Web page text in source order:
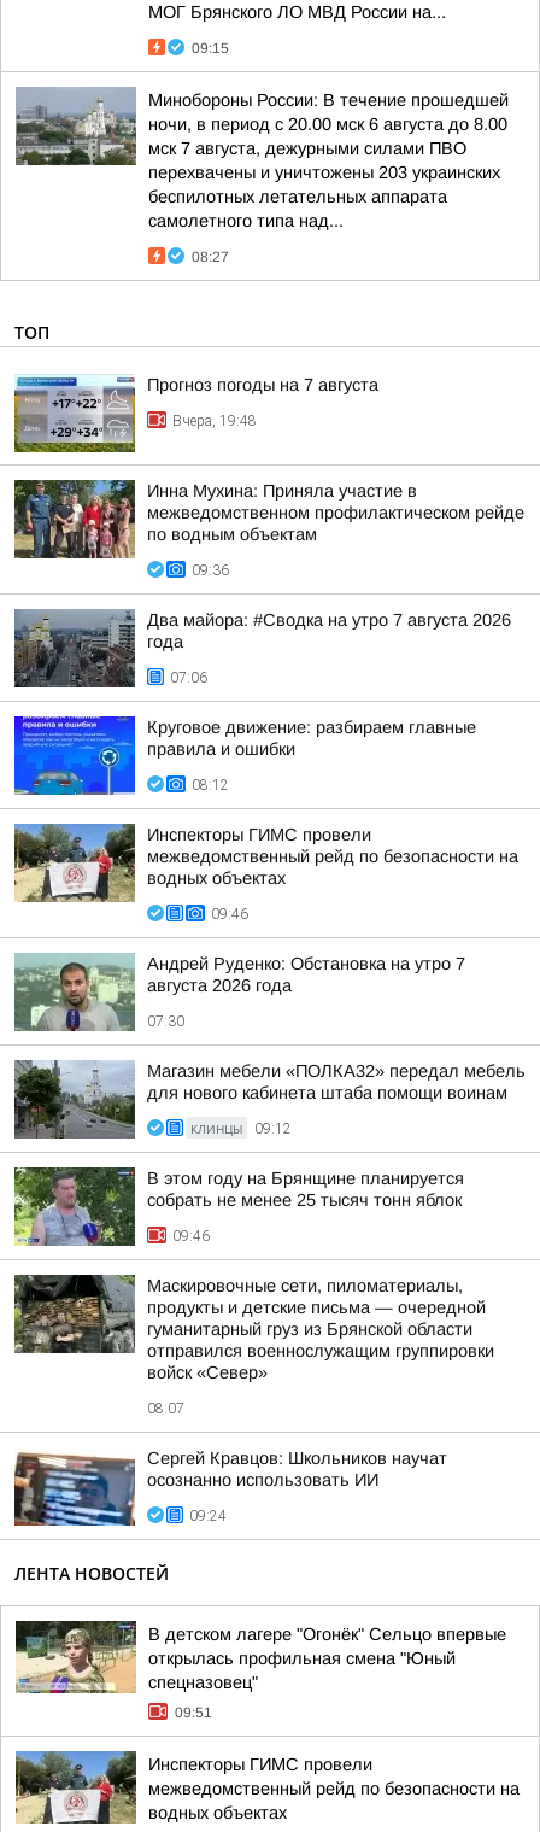
МОГ Брянского ЛО МВД России на...
09:15
Минобороны России: В течение прошедшей
ночи, в период с 20.00 мск 6 августа до 8.00
мск 7 августа, дежурными силами ПВО
перехвачены и уничтожены 203 украинских
беспилотных летательных аппарата
самолетного типа над...
08:27
ТОП
Прогноз погоды на 7 августа
Вчера, 19:48
Инна Мухина: Приняла участие в
межведомственном профилактическом рейде
по водным объектам
09:36
Два майора: #Сводка на утро 7 августа 2026
года
07:06
Круговое движение: разбираем главные
правила и ошибки
08:12
Инспекторы ГИМС провели
межведомственный рейд по безопасности на
водных объектах
09:46
Андрей Руденко: Обстановка на утро 7
августа 2026 года
07:30
Магазин мебели «ПОЛКА32» передал мебель
для нового кабинета штаба помощи воинам
КЛИНЦЫ 09:12
В этом году на Брянщине планируется
собрать не менее 25 тысяч тонн яблок
09:46
Маскировочные сети, пиломатериалы,
продукты и детские письма — очередной
гуманитарный груз из Брянской области
отправился военнослужащим группировки
войск «Север»
08:07
Сергей Кравцов: Школьников научат
осознанно использовать ИИ
09:24
ЛЕНТА НОВОСТЕЙ
В детском лагере "Огонёк" Сельцо впервые
открылась профильная смена "Юный
спецназовец"
09:51
Инспекторы ГИМС провели
межведомственный рейд по безопасности на
водных объектах